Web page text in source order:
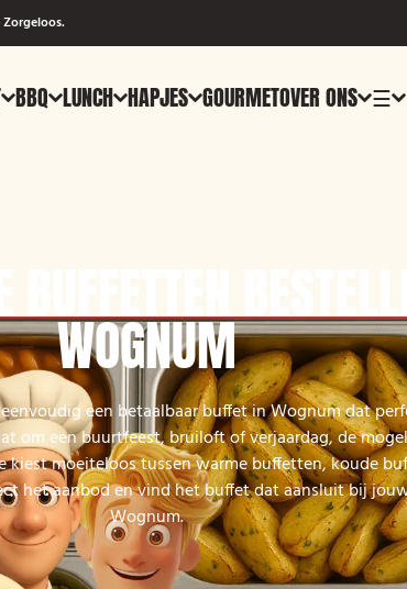
Zorgeloos.
BBQ LUNCH HAPJES GOURMETOVER ONS ☰
WOGNUM
een betaalbaar buffet in Wognum dat
om een buurtfeest, bruiloft of verjaardag, de
kiest moeiteloos tussen warme buffetten, koude
het aanbod en vind het buffet dat aansluit bij
Wognum.